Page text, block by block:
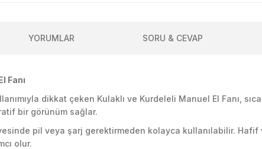
YORUMLAR SORU & CEVAP
Fanı
dikkat çeken Kulaklı ve Kurdeleli Manuel El Fanı,
bir görünüm sağlar.
pil veya şarj gerektirmeden kolayca kullanılabilir.
olur.